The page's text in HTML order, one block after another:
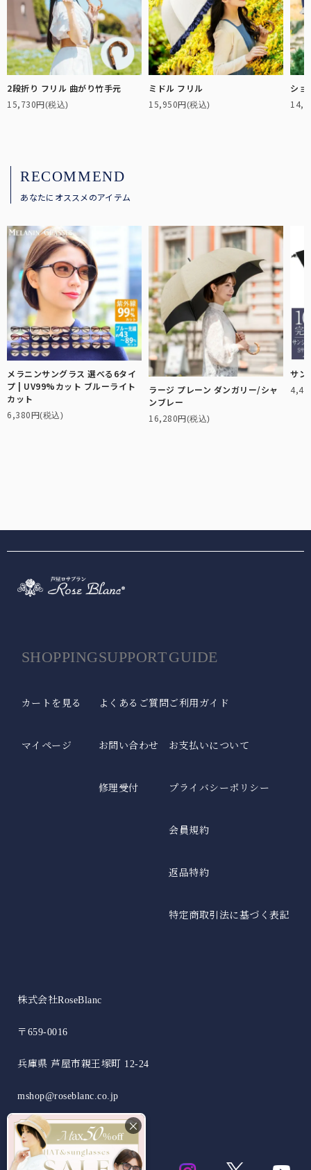
全ての折りたたみ傘
こちらから全ての折りたたみ傘をご覧頂けます。
全ての長傘
こちらから全ての長傘をご覧頂けます。
こちらから全ての遮光帽子をご覧頂けます。
×
2段折り フリル 曲がり竹手元
15,730円(税込)
ミドル フリル
15,950円(税込)
ショ
RECOMMEND
あなたにオススメのアイテム
メラニンサングラス 選べる6タイ
プ | UV99%カット ブルーライト
カット
6,380円(税込)
ラージ プレーン ダンガリー/シャ
ンブレー
16,280円(税込)
サン
SHOPPING
カートを見る
マイページ
SUPPORT
よくあるご質問
お問い合わせ
修理受付
GUIDE
ご利用ガイド
お支払いについて
プライバシーポリシー
会員規約
返品特約
特定商取引法に基づく表記
株式会社RoseBlanc
〒659-0016
兵庫県 芦屋市親王塚町 12-24
mshop@roseblanc.co.jp